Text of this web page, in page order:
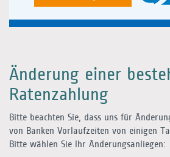
Änderung einer
Ratenzahlung
Bitte beachten Sie, dass uns für
von Banken Vorlaufzeiten von einigen
Bitte wählen Sie Ihr Änderungsanliegen: